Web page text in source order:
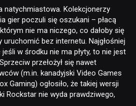
natychmiastowa. Kolekcjonerzy
gier poczuli się oszukani – płacą
nie ma niczego, co dałoby się
bez internetu. Najgłośniej
w środku nie ma płyty, to nie jest
przełożył się nawet
(m.in. kanadyjski Video Games
Gaming) ogłosiło, że takiej wersji
Rockstar nie wyda prawdziwego,